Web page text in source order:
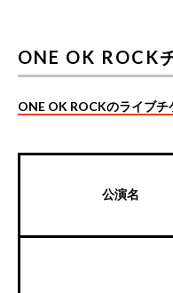
ONE OK ROCK
ONE OK ROCKのライブチ
公演名